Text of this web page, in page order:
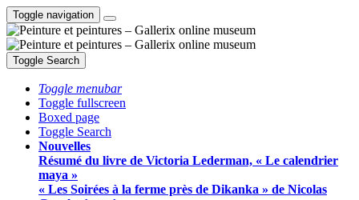
Toggle navigation
Toggle Search
Toggle menubar
Toggle fullscreen
Boxed page
Toggle Search
Nouvelles
Résumé du livre de Victoria Lederman, « Le calendrier
maya »
« Les Soirées à la ferme près de Dikanka » de Nicolas